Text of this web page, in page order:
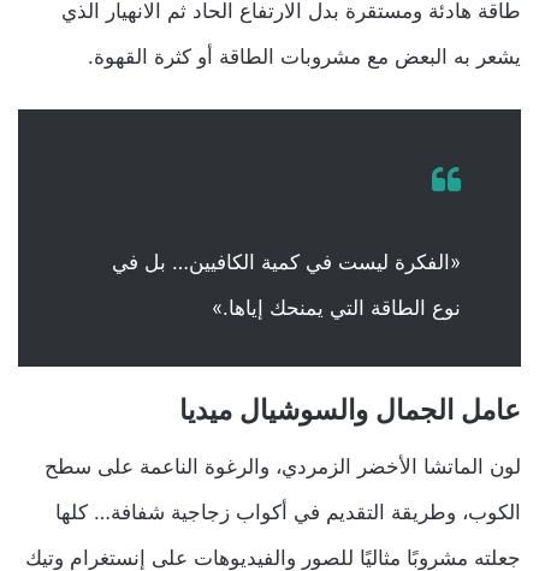
طاقة هادئة ومستقرة بدل الارتفاع الحاد ثم الانهيار الذي
يشعر به البعض مع مشروبات الطاقة أو كثرة القهوة.
«الفكرة ليست في كمية الكافيين… بل في
نوع الطاقة التي يمنحك إياها.»
عامل الجمال والسوشيال ميديا
لون الماتشا الأخضر الزمردي، والرغوة الناعمة على سطح
الكوب، وطريقة التقديم في أكواب زجاجية شفافة… كلها
جعلته مشروبًا مثاليًا للصور والفيديوهات على إنستغرام وتيك